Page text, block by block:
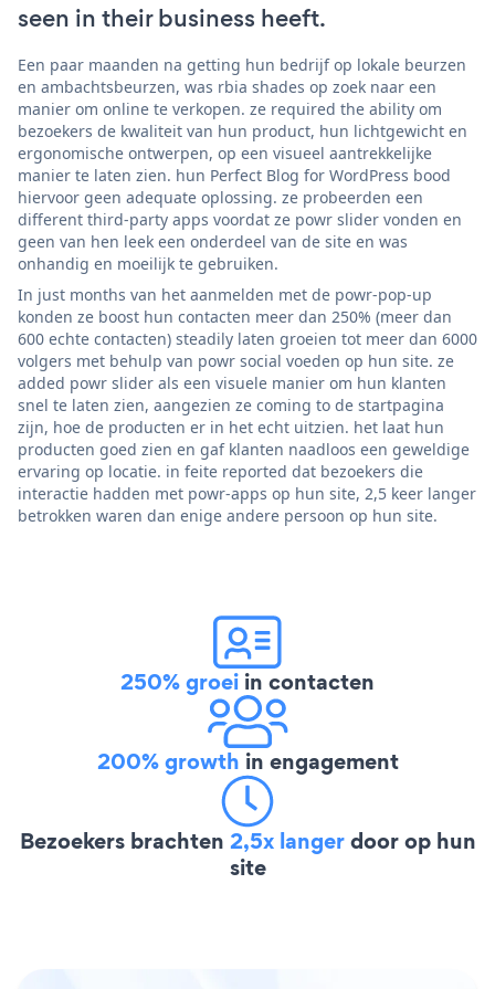
seen in their business heeft.
Een paar maanden na getting hun bedrijf op lokale beurzen
en ambachtsbeurzen, was rbia shades op zoek naar een
manier om online te verkopen. ze required the ability om
bezoekers de kwaliteit van hun product, hun lichtgewicht en
ergonomische ontwerpen, op een visueel aantrekkelijke
manier te laten zien. hun Perfect Blog for WordPress bood
hiervoor geen adequate oplossing. ze probeerden een
different third-party apps voordat ze powr slider vonden en
geen van hen leek een onderdeel van de site en was
onhandig en moeilijk te gebruiken.
In just months van het aanmelden met de powr-pop-up
konden ze boost hun contacten meer dan 250% (meer dan
600 echte contacten) steadily laten groeien tot meer dan 6000
volgers met behulp van powr social voeden op hun site. ze
added powr slider als een visuele manier om hun klanten
snel te laten zien, aangezien ze coming to de startpagina
zijn, hoe de producten er in het echt uitzien. het laat hun
producten goed zien en gaf klanten naadloos een geweldige
ervaring op locatie. in feite reported dat bezoekers die
interactie hadden met powr-apps op hun site, 2,5 keer langer
betrokken waren dan enige andere persoon op hun site.
250% groei in contacten
200% growth in engagement
Bezoekers brachten 2,5x langerdoor op hun
site